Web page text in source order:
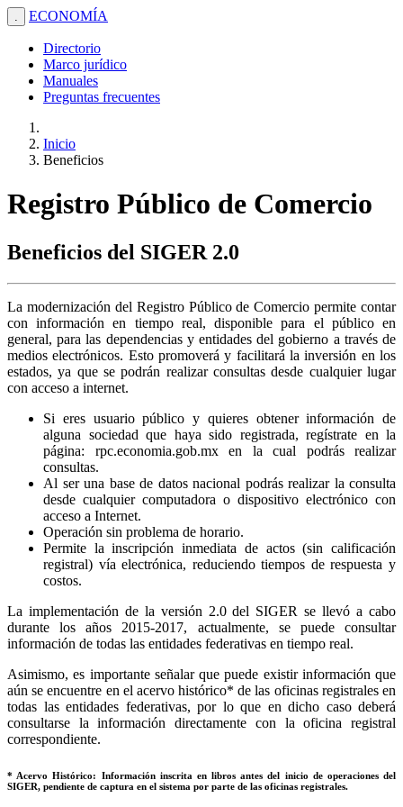
. ECONOMÍA
Directorio
Marco jurídico
Manuales
Preguntas frecuentes
Inicio
Beneficios
Registro Público de Comercio
Beneficios del SIGER 2.0
La modernización del Registro Público de Comercio permite contar
con información en tiempo real, disponible para el público en
general, para las dependencias y entidades del gobierno a través de
medios electrónicos. Esto promoverá y facilitará la inversión en los
estados, ya que se podrán realizar consultas desde cualquier lugar
con acceso a internet.
Si eres usuario público y quieres obtener información de
alguna sociedad que haya sido registrada, regístrate en la
página: rpc.economia.gob.mx en la cual podrás realizar
consultas.
Al ser una base de datos nacional podrás realizar la consulta
desde cualquier computadora o dispositivo electrónico con
acceso a Internet.
Operación sin problema de horario.
Permite la inscripción inmediata de actos (sin calificación
registral) vía electrónica, reduciendo tiempos de respuesta y
costos.
La implementación de la versión 2.0 del SIGER se llevó a cabo
durante los años 2015-2017, actualmente, se puede consultar
información de todas las entidades federativas en tiempo real.
Asimismo, es importante señalar que puede existir información que
aún se encuentre en el acervo histórico* de las oficinas registrales en
todas las entidades federativas, por lo que en dicho caso deberá
consultarse la información directamente con la oficina registral
correspondiente.
* Acervo Histórico: Información inscrita en libros antes del inicio de operaciones del
SIGER, pendiente de captura en el sistema por parte de las oficinas registrales.